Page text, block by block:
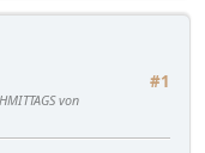
#1
von